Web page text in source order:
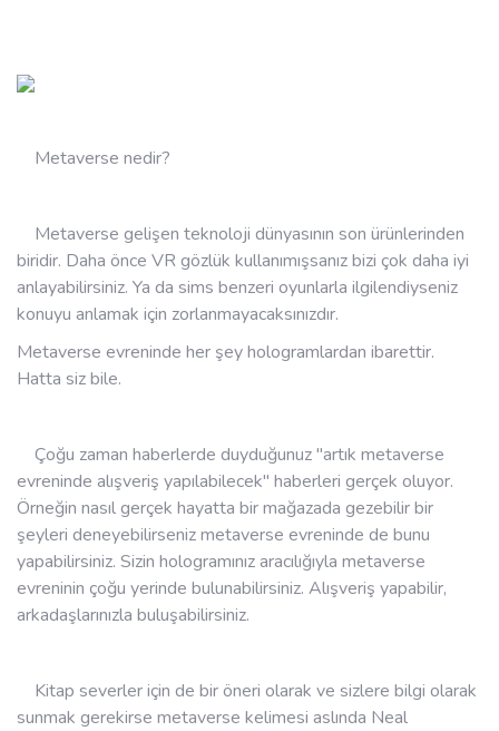
Metaverse nedir?
Metaverse gelişen teknoloji dünyasının son ürünlerinden
biridir. Daha önce VR gözlük kullanımışsanız bizi çok daha iyi
anlayabilirsiniz. Ya da sims benzeri oyunlarla ilgilendiyseniz
konuyu anlamak için zorlanmayacaksınızdır.
Metaverse evreninde her şey hologramlardan ibarettir.
Hatta siz bile.
Çoğu zaman haberlerde duyduğunuz "artık metaverse
evreninde alışveriş yapılabilecek" haberleri gerçek oluyor.
Örneğin nasıl gerçek hayatta bir mağazada gezebilir bir
şeyleri deneyebilirseniz metaverse evreninde de bunu
yapabilirsiniz. Sizin hologramınız aracılığıyla metaverse
evreninin çoğu yerinde bulunabilirsiniz. Alışveriş yapabilir,
arkadaşlarınızla buluşabilirsiniz.
Kitap severler için de bir öneri olarak ve sizlere bilgi olarak
sunmak gerekirse metaverse kelimesi aslında Neal